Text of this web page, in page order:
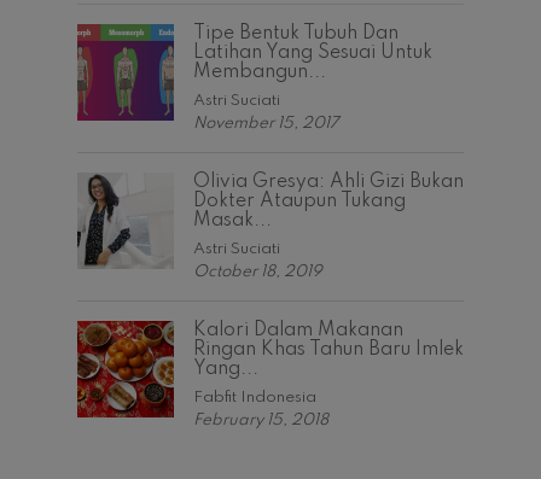
Tipe Bentuk Tubuh Dan
Latihan Yang Sesuai Untuk
Membangun...
Astri Suciati
November 15, 2017
Olivia Gresya: Ahli Gizi Bukan
Dokter Ataupun Tukang
Masak...
Astri Suciati
October 18, 2019
Kalori Dalam Makanan
Ringan Khas Tahun Baru Imlek
Yang...
Fabfit Indonesia
February 15, 2018